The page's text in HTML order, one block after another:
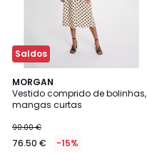
Saldos
MORGAN
Vestido comprido de bolinhas,
mangas curtas
90.00 €
76.50 € -15%
5
/
5